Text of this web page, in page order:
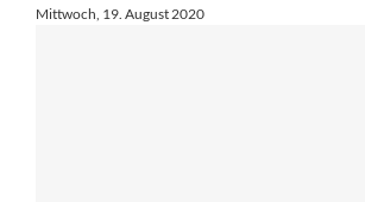
Mittwoch, 19. August 2020